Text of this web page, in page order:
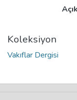
Koleksiyon
Vakıflar Dergisi